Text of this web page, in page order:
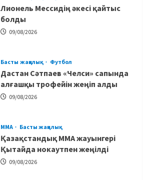
Лионель Мессидің әкесі қайтыс
болды
09/08/2026
Басты жаңалық Футбол
Дастан Сәтпаев «Челси» сапында
алғашқы трофейін жеңіп алды
09/08/2026
MMA Басты жаңалық
Қазақстандық MMA жауынгері
Қытайда нокаутпен жеңілді
09/08/2026